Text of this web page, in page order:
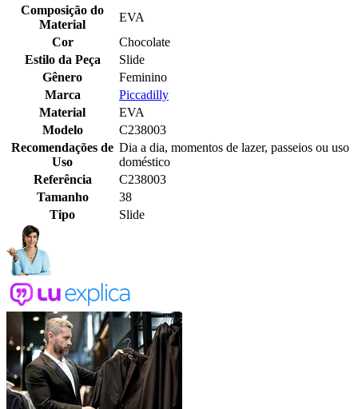
Composição do
Material
EVA
Cor
Chocolate
Estilo da Peça
Slide
Gênero
Feminino
Marca
Piccadilly
Material
EVA
Modelo
C238003
Recomendações de
Uso
Dia a dia, momentos de lazer, passeios ou uso
doméstico
Referência
C238003
Tamanho
38
Tipo
Slide